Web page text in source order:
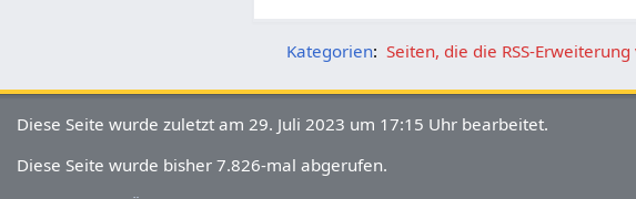
Kategorien: Seiten, die die RSS-
Diese Seite wurde zuletzt am 29. Juli 2023 um 17:15 Uhr bearbeitet.
Diese Seite wurde bisher 7.826-mal abgerufen.